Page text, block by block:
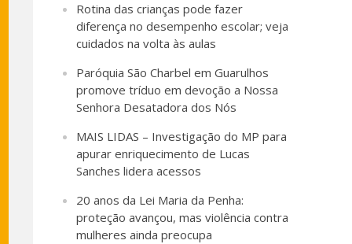
Rotina das crianças pode fazer
diferença no desempenho escolar; veja
cuidados na volta às aulas
Paróquia São Charbel em Guarulhos
promove tríduo em devoção a Nossa
Senhora Desatadora dos Nós
MAIS LIDAS – Investigação do MP para
apurar enriquecimento de Lucas
Sanches lidera acessos
20 anos da Lei Maria da Penha:
proteção avançou, mas violência contra
mulheres ainda preocupa